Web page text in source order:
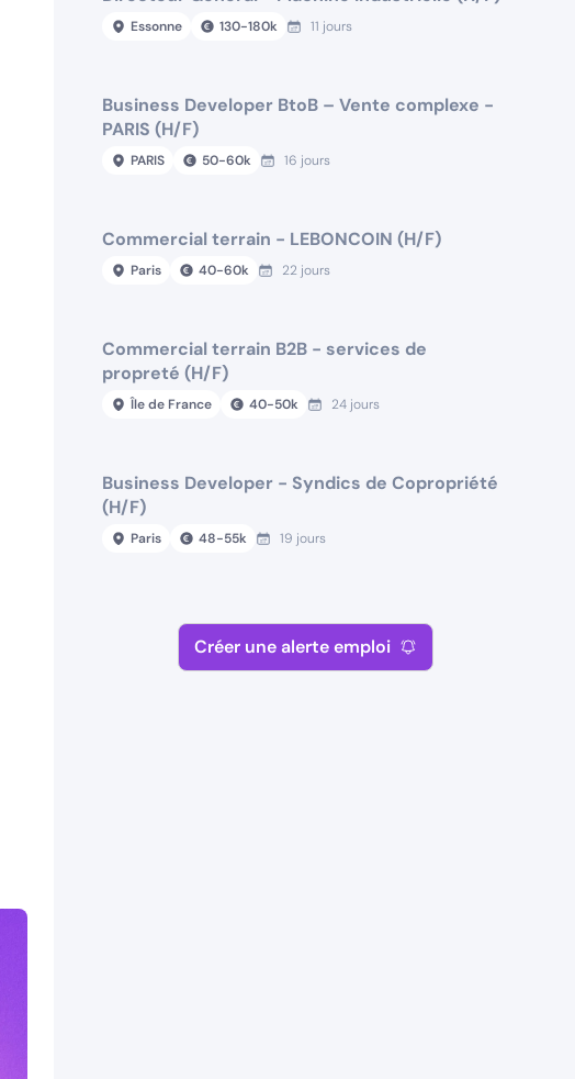
Essonne 130-180k 11 jours
Business Developer BtoB – Vente complexe -
PARIS (H/F)
PARIS 50-60k 16 jours
Commercial terrain - LEBONCOIN (H/F)
Paris 40-60k 22 jours
Commercial terrain B2B - services de
propreté (H/F)
Île de France 40-50k 24 jours
Business Developer - Syndics de Copropriété
(H/F)
Paris 48-55k 19 jours
Créer une alerte emploi